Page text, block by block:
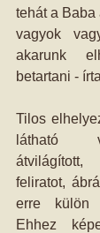
tehát a Baba
vagyok
akarunk
betartani -
Tilos
látható
átvilágított,
feliratot,
erre külön
Ehhez